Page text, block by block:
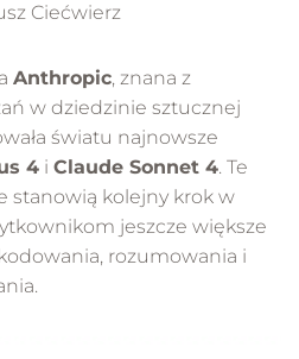
Ciećwierz
Anthropic, znana z
w dziedzinie sztucznej
światu najnowsze
4 i Claude Sonnet 4. Te
stanowią kolejny krok w
jeszcze większe
rozumowania i